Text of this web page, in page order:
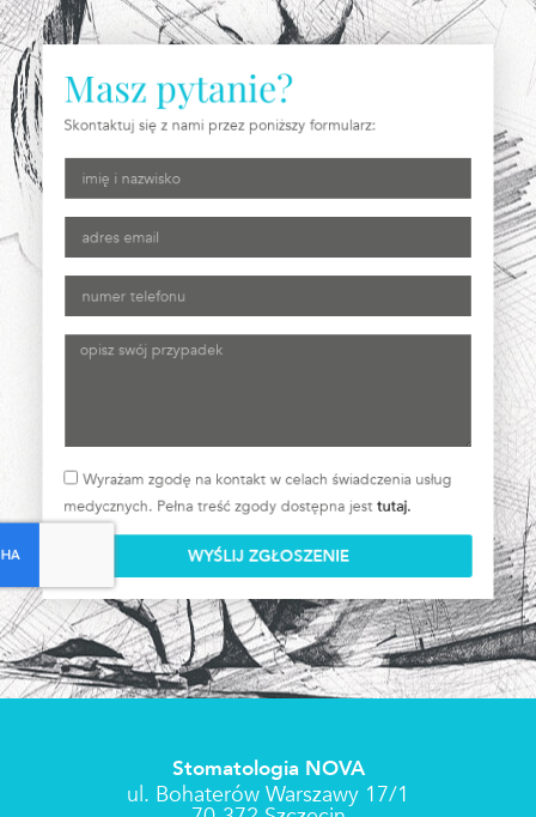
Masz pytanie?
Skontaktuj się z nami przez poniższy formularz:
Wyrażam zgodę na kontakt w celach świadczenia usług
medycznych. Pełna treść zgody dostępna jest
WYŚLIJ ZGŁOSZENIE
Stomatologia NOVA
ul. Bohaterów Warszawy 17/1